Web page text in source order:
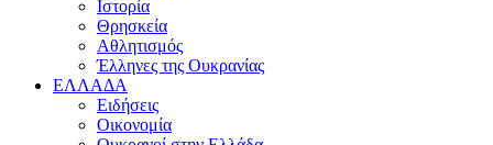
Ιστορία
Θρησκεία
Αθλητισμός
Έλληνες της Ουκρανίας
ΕΛΛΑΔΑ
Ειδήσεις
Οικονομία